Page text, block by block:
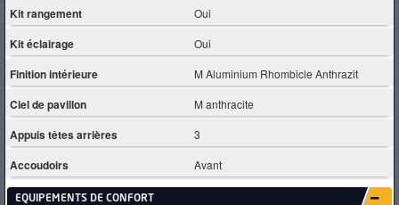
Kit rangement Oui
Kit éclairage Oui
Finition intérieure M Aluminium Rhombicle Anthrazit
Ciel de pavillon M anthracite
Appuis têtes arrières 3
Accoudoirs Avant
EQUIPEMENTS DE CONFORT